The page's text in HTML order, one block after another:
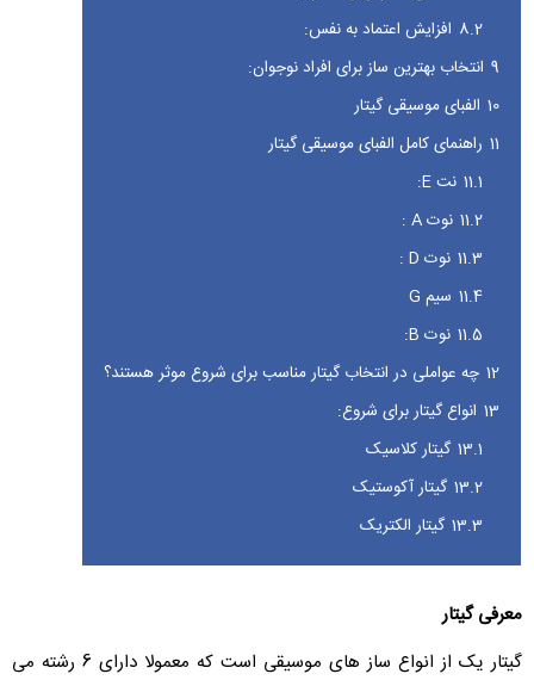
8.2 افزایش اعتماد به نفس:
9 انتخاب بهترین ساز برای افراد نوجوان:
10 الفبای موسیقی گیتار
11 راهنمای کامل الفبای موسیقی گیتار
11.1 نت E:
11.2 نوت A :
11.3 نوت D :
11.4 سیم G
11.5 نوت B:
12 چه عواملی در انتخاب گیتار مناسب برای شروع موثر هستند؟
13 انواع گیتار برای شروع:
13.1 گیتار کلاسیک
13.2 گیتار آکوستیک
13.3 گیتار الکتریک
معرفی گیتار
گیتار یک از انواع ساز های موسیقی است که معمولا دارای 6 رشته می